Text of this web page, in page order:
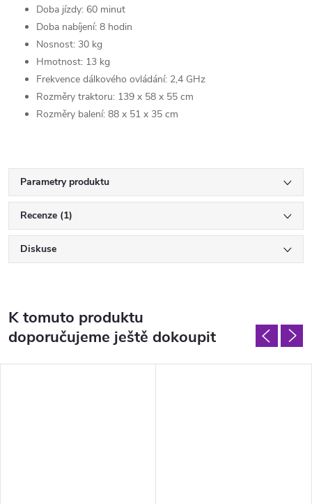
Doba jízdy: 60 minut
Doba nabíjení: 8 hodin
Nosnost: 30 kg
Hmotnost: 13 kg
Frekvence dálkového ovládání: 2,4 GHz
Rozměry traktoru: 139 x 58 x 55 cm
Rozměry balení: 88 x 51 x 35 cm
Parametry produktu
Recenze (1)
Diskuse
K tomuto produktu
doporučujeme ještě dokoupit